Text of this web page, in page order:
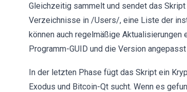
Gleichzeitig sammelt und sendet das
Verzeichnisse in /Users/, eine Liste der
können auch regelmäßige
Programm-GUID und die Version
In der letzten Phase fügt das Skript ein
Exodus und Bitcoin-Qt sucht. Wenn es